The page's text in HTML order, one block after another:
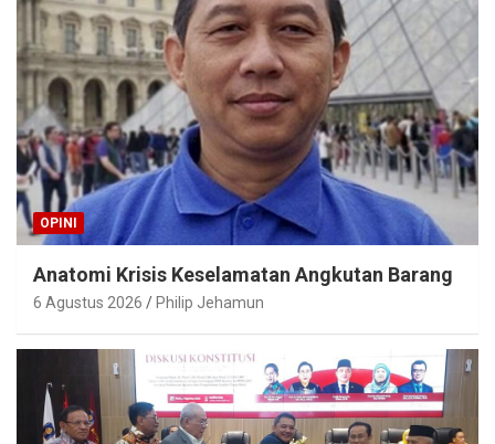
OPINI
Anatomi Krisis Keselamatan Angkutan Barang
6 Agustus 2026 Philip Jehamun